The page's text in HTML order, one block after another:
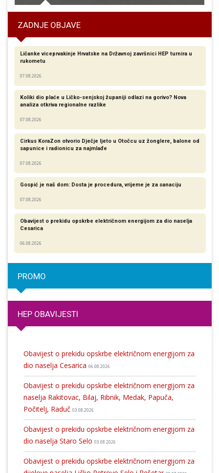
ZADNJE OBJAVE
Ličanke viceprvakinje Hrvatske na Državnoj završnici HEP turnira u
rukometu
07.08.2026
Koliki dio plaće u Ličko-senjskoj županiji odlazi na gorivo? Nova
analiza otkriva regionalne razlike​
07.08.2026
Cirkus KoraZon otvorio Dječje ljeto u Otočcu uz žonglere, balone od
sapunice i radionicu za najmlađe
07.08.2026
Gospić je naš dom: Dosta je procedura, vrijeme je za sanaciju
07.08.2026
Obavijest o prekidu opskrbe električnom energijom za dio naselja
Cesarica
06.08.2026
PROMO
HEP OBAVIJESTI
Obavijest o prekidu opskrbe električnom energijom za
dio naselja Cesarica 06.08.2026
Obavijest o prekidu opskrbe električnom energijom za
naselja Rakitovac, Bilaj, Ribnik, Medak, Papuča,
Počitelj, Raduč 03.08.2026
Obavijest o prekidu opskrbe električnom energijom za
dio naselja Staro Selo 03.08.2026
Obavijest o prekidu opskrbe električnom energijom za